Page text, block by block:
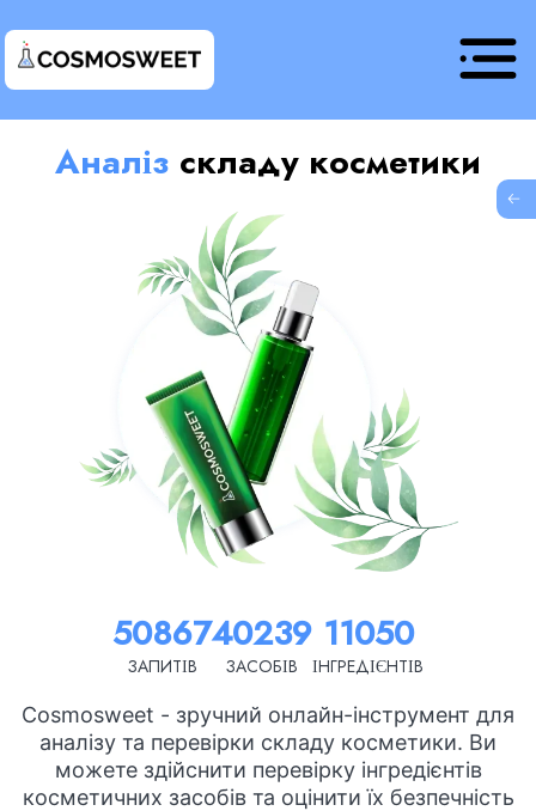
Аналіз складу косметики
Cosmosweet - зручний онлайн-інструмент для
аналізу та перевірки складу косметики. Ви
можете здійснити перевірку інгредієнтів
косметичних засобів та оцінити їх безпечність
50867
ЗАПИТІВ
40239
ЗАСОБІВ
11050
ІНГРЕДІЄНТІВ